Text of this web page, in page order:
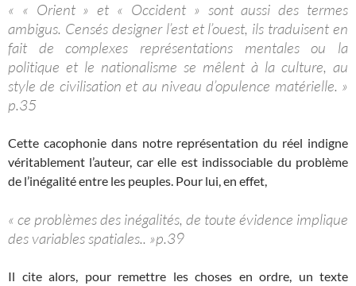
« « Orient » et « Occident » sont aussi des termes
ambigus. Censés designer l’est et l’ouest, ils traduisent en
fait de complexes représentations mentales ou la
politique et le nationalisme se mêlent à la culture, au
style de civilisation et au niveau d’opulence matérielle. »
p.35
Cette cacophonie dans notre représentation du réel indigne
véritablement l’auteur, car elle est indissociable du problème
de l’inégalité entre les peuples. Pour lui, en effet,
« ce problèmes des inégalités, de toute évidence implique
des variables spatiales.. »p.39
Il cite alors, pour remettre les choses en ordre, un texte